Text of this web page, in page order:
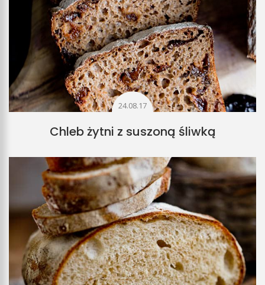
24.08.17
Chleb żytni z suszoną śliwką